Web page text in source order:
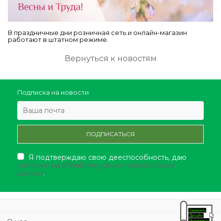
В праздничные дни розничная сеть и онлайн-магазин
работают в штатном режиме.
Вернуться к новостям
Подписка на новости
Я подтверждаю свою дееспособность, даю
согласие на обработку своих персональных
данных.